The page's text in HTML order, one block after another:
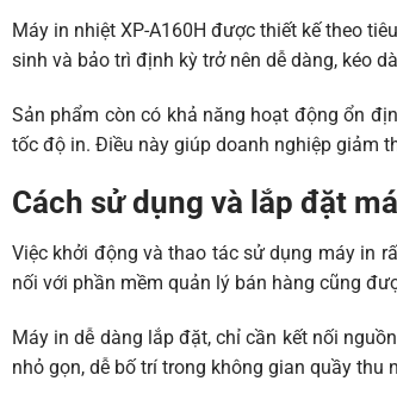
Máy in nhiệt XP-A160H được thiết kế theo
sinh và bảo trì định kỳ trở nên dễ dàng, kéo
Sản phẩm còn có khả năng hoạt động ổn
tốc độ in. Điều này giúp doanh nghiệp giảm
Cách sử dụng và lắp đặt
Việc khởi động và thao tác sử dụng máy in
nối với phần mềm quản lý bán hàng cũng
Máy in dễ dàng lắp đặt, chỉ cần kết nối
nhỏ gọn, dễ bố trí trong không gian quầy thu